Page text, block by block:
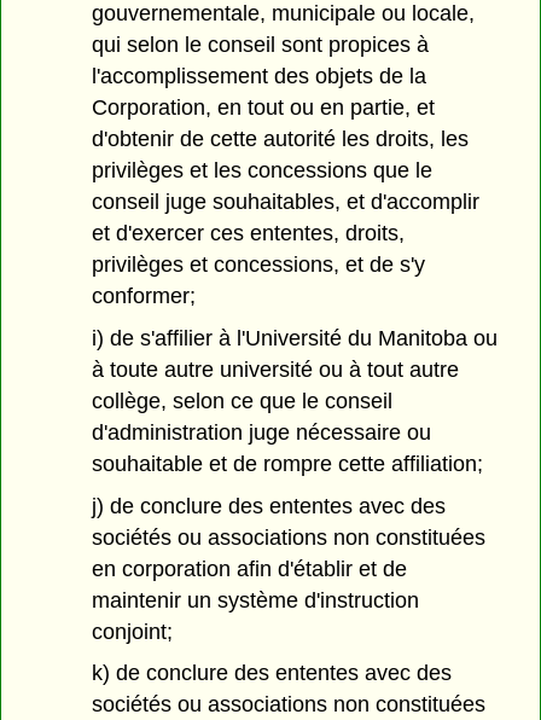
gouvernementale, municipale ou locale,
qui selon le conseil sont propices à
l'accomplissement des objets de la
Corporation, en tout ou en partie, et
d'obtenir de cette autorité les droits, les
privilèges et les concessions que le
conseil juge souhaitables, et d'accomplir
et d'exercer ces ententes, droits,
privilèges et concessions, et de s'y
conformer;
i) de s'affilier à l'Université du Manitoba ou
à toute autre université ou à tout autre
collège, selon ce que le conseil
d'administration juge nécessaire ou
souhaitable et de rompre cette affiliation;
j) de conclure des ententes avec des
sociétés ou associations non constituées
en corporation afin d'établir et de
maintenir un système d'instruction
conjoint;
k) de conclure des ententes avec des
sociétés ou associations non constituées